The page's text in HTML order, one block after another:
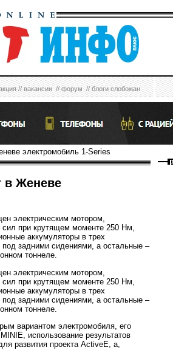
//вакансии//форум//блоги слобожан
электромобиль 1-Series
в Женеве
электрическим мотором,
при крутящем моменте 250 Нм,
аккумуляторы в трех
задними сидениями, а остальные –
тоннеле.
электрическим мотором,
при крутящем моменте 250 Нм,
аккумуляторы в трех
задними сидениями, а остальные –
тоннеле.
вариантом электромобиля, его
использование результатов
развития проекта ActiveE, а,